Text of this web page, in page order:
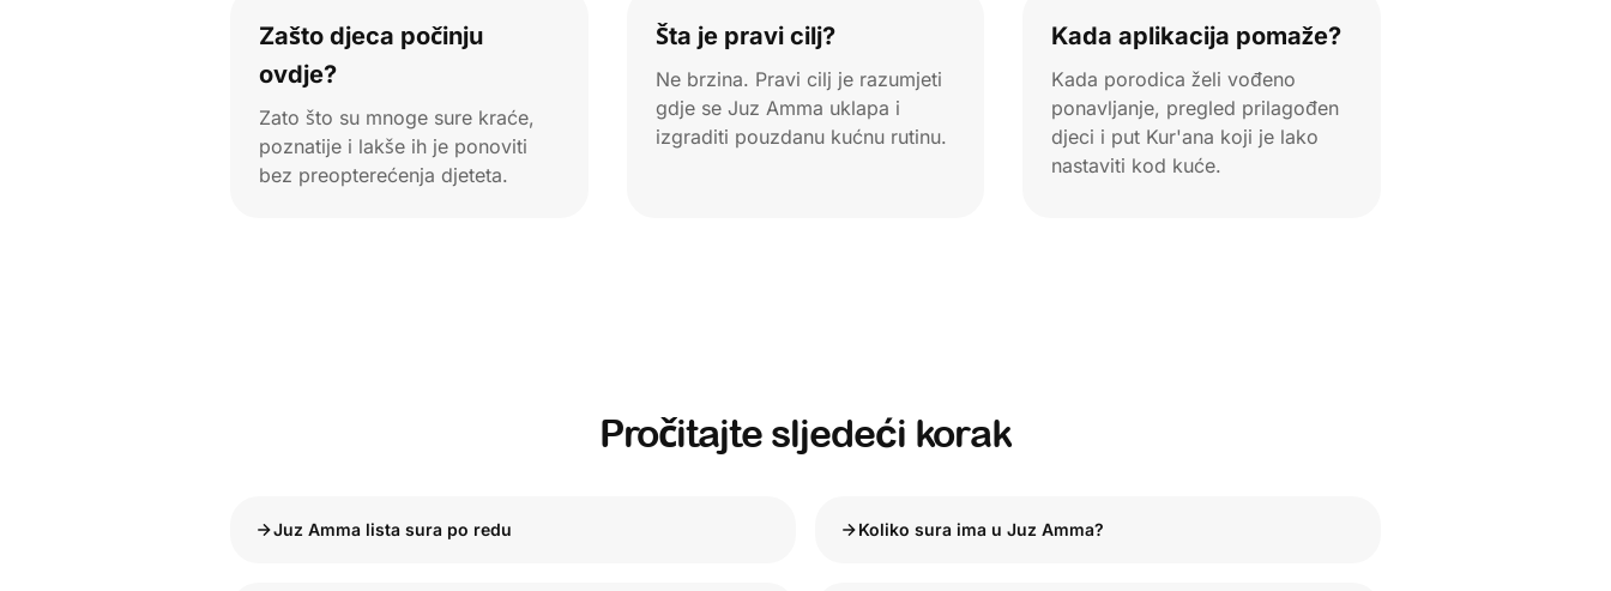
Zašto djeca počinju
ovdje?
Zato što su mnoge sure kraće,
poznatije i lakše ih je ponoviti
bez preopterećenja djeteta.
Šta je pravi cilj?
Ne brzina. Pravi cilj je razumjeti
gdje se Juz Amma uklapa i
izgraditi pouzdanu kućnu rutinu.
Kada aplikacija pomaže?
Kada porodica želi vođeno
ponavljanje, pregled prilagođen
djeci i put Kur'ana koji je lako
nastaviti kod kuće.
Pročitajte sljedeći korak
Juz Amma lista sura po redu Koliko sura ima u Juz Amma?